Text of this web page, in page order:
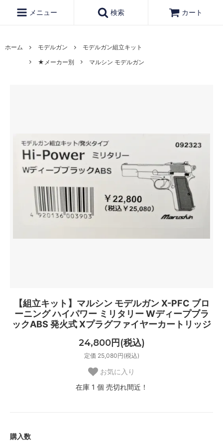
メニュー 検索 カート
ホーム モデルガン
モデルガン組立キット
★メーカー別
マルシン モデルガン
【組立キット】マルシン モデルガン X-PFC ブロ
ーニング ハイパワー ミリタリー Wディープブラ
ックABS 発火式 Xプラグファイヤーカートリッジ
24,800円(税込)
定価 25,080円(税込)
お気に入り
在庫 1 個 売切れ間近！
購入数